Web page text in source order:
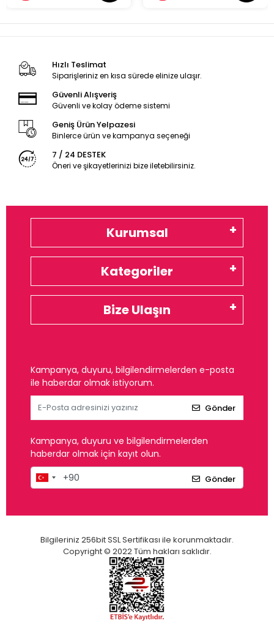
Hızlı Teslimat
Siparişleriniz en kısa sürede elinize ulaşır.
Güvenli Alışveriş
Güvenli ve kolay ödeme sistemi
Geniş Ürün Yelpazesi
Binlerce ürün ve kampanya seçeneği
7 / 24 DESTEK
Öneri ve şikayetlerinizi bize iletebilirsiniz.
Kurumsal
Kategoriler
Bize Ulaşın
Kampanya, duyuru, bilgilendirmelerden e-posta
ile haberdar olmak istiyorum.
Gönder
Kampanya, duyuru ve bilgilendirmelerden
haberdar olmak için kayıt olun.
Gönder
Bilgileriniz 256bit SSL Sertifikası ile korunmaktadır.
Copyright © 2022 Tüm hakları saklıdır.